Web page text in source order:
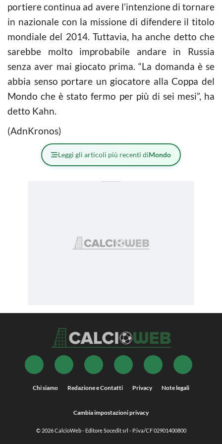
portiere continua ad avere l’intenzione di tornare
in nazionale con la missione di difendere il titolo
mondiale del 2014. Tuttavia, ha anche detto che
sarebbe molto improbabile andare in Russia
senza aver mai giocato prima. “La domanda è se
abbia senso portare un giocatore alla Coppa del
Mondo che è stato fermo per più di sei mesi”, ha
detto Kahn.
(AdnKronos)
Leggi gli articoli più recenti diMondo
Chi siamo Redazione e Contatti Privacy Note legali
Cambia impostazioni privacy
© 2026CalcioWeb- Editore Socedit srl - P.iva/CF 02901400800